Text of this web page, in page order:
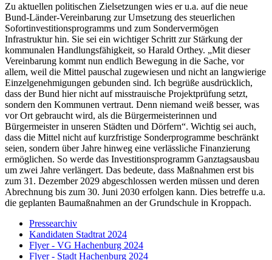
Zu aktuellen politischen Zielsetzungen wies er u.a. auf die neue
Bund-Länder-Vereinbarung zur Umsetzung des steuerlichen
Sofortinvestitionsprogramms und zum Sondervermögen
Infrastruktur hin. Sie sei ein wichtiger Schritt zur Stärkung der
kommunalen Handlungsfähigkeit, so Harald Orthey. „Mit dieser
Vereinbarung kommt nun endlich Bewegung in die Sache, vor
allem, weil die Mittel pauschal zugewiesen und nicht an langwierige
Einzelgenehmigungen gebunden sind. Ich begrüße ausdrücklich,
dass der Bund hier nicht auf misstrauische Projektprüfung setzt,
sondern den Kommunen vertraut. Denn niemand weiß besser, was
vor Ort gebraucht wird, als die Bürgermeisterinnen und
Bürgermeister in unseren Städten und Dörfern“. Wichtig sei auch,
dass die Mittel nicht auf kurzfristige Sonderprogramme beschränkt
seien, sondern über Jahre hinweg eine verlässliche Finanzierung
ermöglichen. So werde das Investitionsprogramm Ganztagsausbau
um zwei Jahre verlängert. Das bedeute, dass Maßnahmen erst bis
zum 31. Dezember 2029 abgeschlossen werden müssen und deren
Abrechnung bis zum 30. Juni 2030 erfolgen kann. Dies betreffe u.a.
die geplanten Baumaßnahmen an der Grundschule in Kroppach.
Pressearchiv
Kandidaten Stadtrat 2024
Flyer - VG Hachenburg 2024
Flyer - Stadt Hachenburg 2024